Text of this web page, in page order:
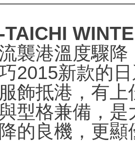
TAICHI
襲港溫度驟
2015新款的
飾抵港，有
型格兼備，
的良機，更